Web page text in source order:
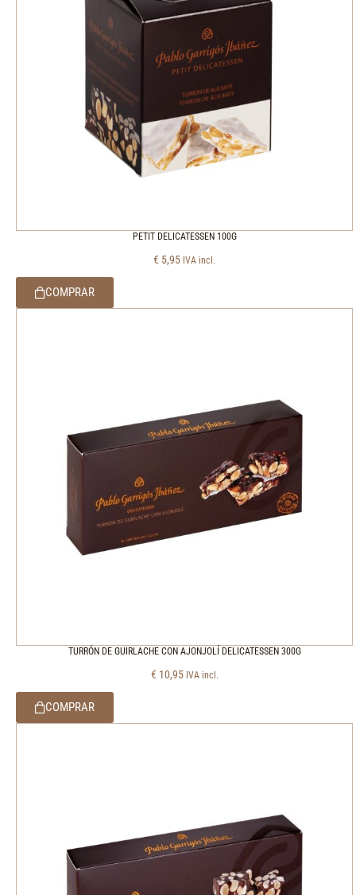
PETIT DELICATESSEN 100G
€ 5,95 IVA incl.
COMPRAR
TURRÓN DE GUIRLACHE CON AJONJOLÍ DELICATESSEN 300G
€ 10,95 IVA incl.
COMPRAR